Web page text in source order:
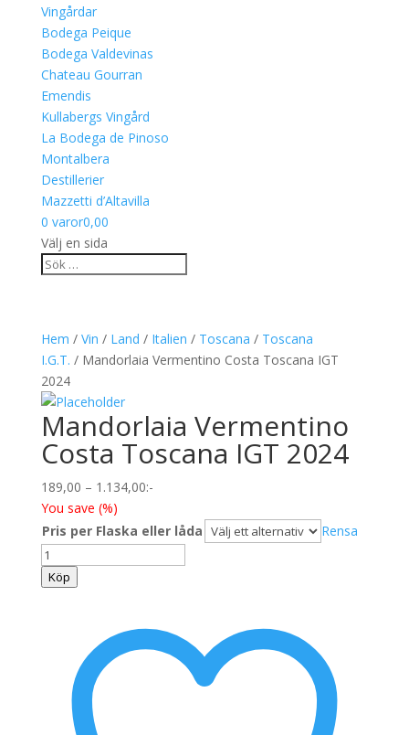
Vingårdar
Bodega Peique
Bodega Valdevinas
Chateau Gourran
Emendis
Kullabergs Vingård
La Bodega de Pinoso
Montalbera
Destillerier
Mazzetti d’Altavilla
0 varor0,00
Välj en sida
Hem / Vin / Land / Italien / Toscana / Toscana
I.G.T. / Mandorlaia Vermentino Costa Toscana IGT
2024
Mandorlaia Vermentino
Costa Toscana IGT 2024
189,00 – 1.134,00Prisintervall:
till
1.134,00
:-
You save (%)
Pris per Flaska eller låda
Rensa
Mandorlaia
Vermentino
mängd
Köp